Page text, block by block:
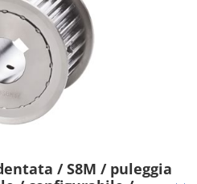
/ S8M / puleggia